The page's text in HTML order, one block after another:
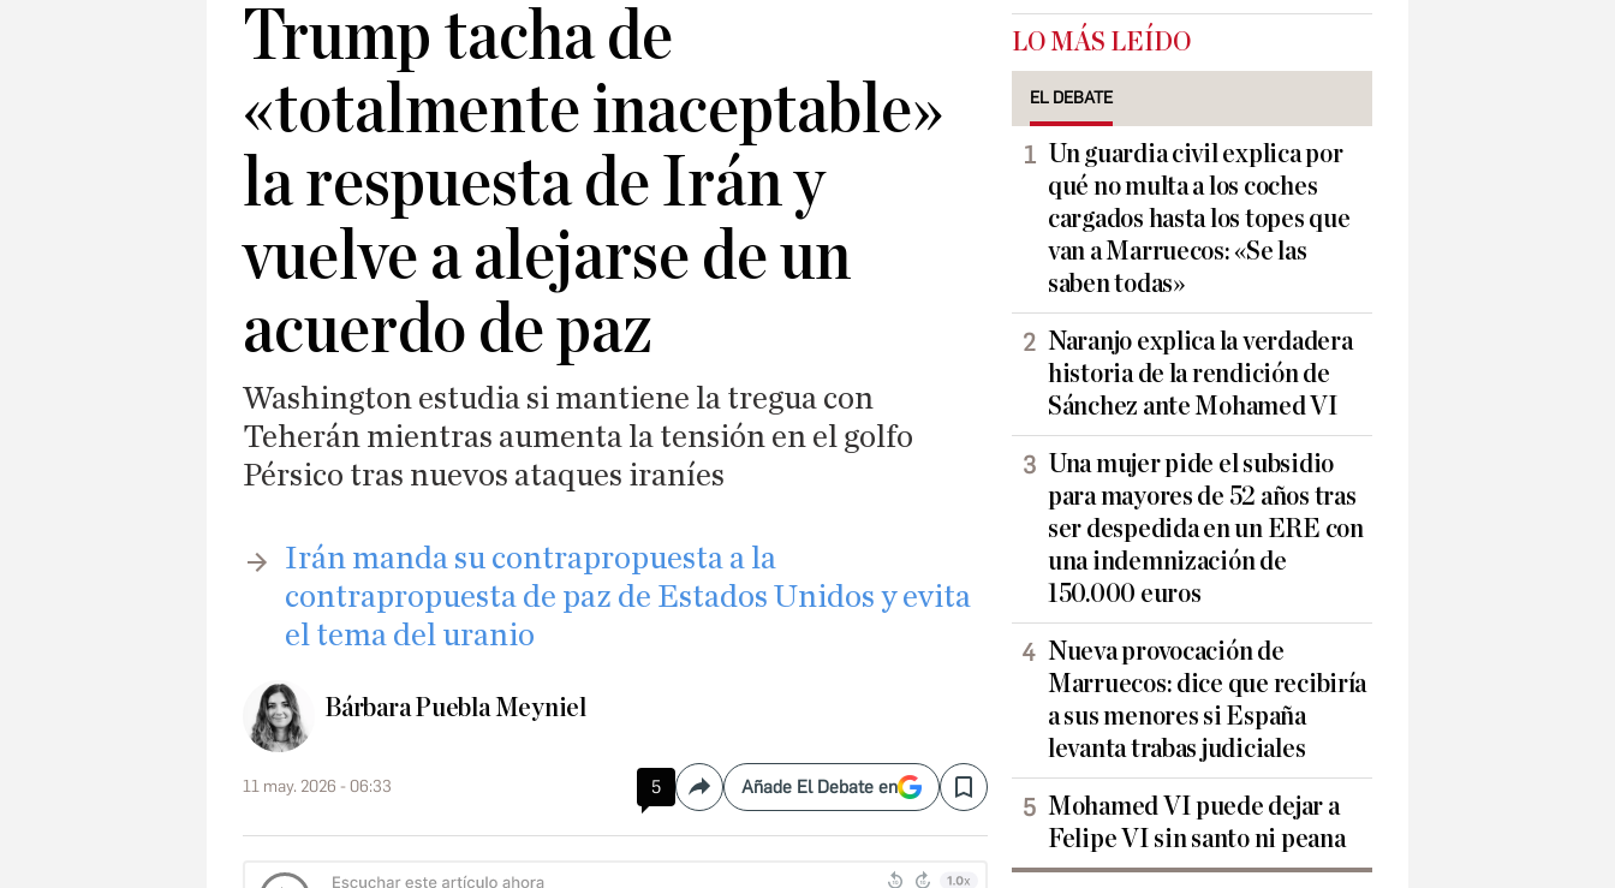
Trump tacha de
«totalmente inaceptable»
la respuesta de Irán y
vuelve a alejarse de un
acuerdo de paz
Washington estudia si mantiene la tregua con
Teherán mientras aumenta la tensión en el golfo
Pérsico tras nuevos ataques iraníes
​Irán manda su contrapropuesta a la
contrapropuesta de paz de Estados Unidos y evita
el tema del uranio
Bárbara Puebla Meyniel
11 may. 2026 - 06:33 5 CompartirAñade El Debate en Save
LO MÁS LEÍDO
EL DEBATE
Un guardia civil explica por
qué no multa a los coches
cargados hasta los topes que
van a Marruecos: «Se las
saben todas»
Naranjo explica la verdadera
historia de la rendición de
Sánchez ante Mohamed VI
Una mujer pide el subsidio
para mayores de 52 años tras
ser despedida en un ERE con
una indemnización de
150.000 euros
Nueva provocación de
Marruecos: dice que recibiría
a sus menores si España
levanta trabas judiciales
Mohamed VI puede dejar a
Felipe VI sin santo ni peana